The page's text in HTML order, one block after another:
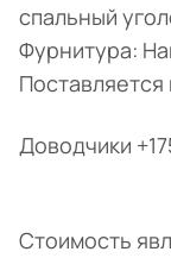
спальный
Фурнитура:
Доводчики
Стоимость